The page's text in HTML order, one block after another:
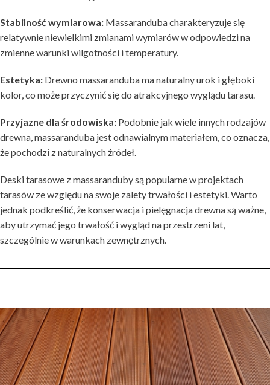
Stabilność wymiarowa: Massaranduba charakteryzuje się
relatywnie niewielkimi zmianami wymiarów w odpowiedzi na
zmienne warunki wilgotności i temperatury.
Estetyka: Drewno massaranduba ma naturalny urok i głęboki
kolor, co może przyczynić się do atrakcyjnego wyglądu tarasu.
Przyjazne dla środowiska: Podobnie jak wiele innych rodzajów
drewna, massaranduba jest odnawialnym materiałem, co oznacza,
że pochodzi z naturalnych źródeł.
Deski tarasowe z massaranduby są popularne w projektach
tarasów ze względu na swoje zalety trwałości i estetyki. Warto
jednak podkreślić, że konserwacja i pielęgnacja drewna są ważne,
aby utrzymać jego trwałość i wygląd na przestrzeni lat,
szczególnie w warunkach zewnętrznych.